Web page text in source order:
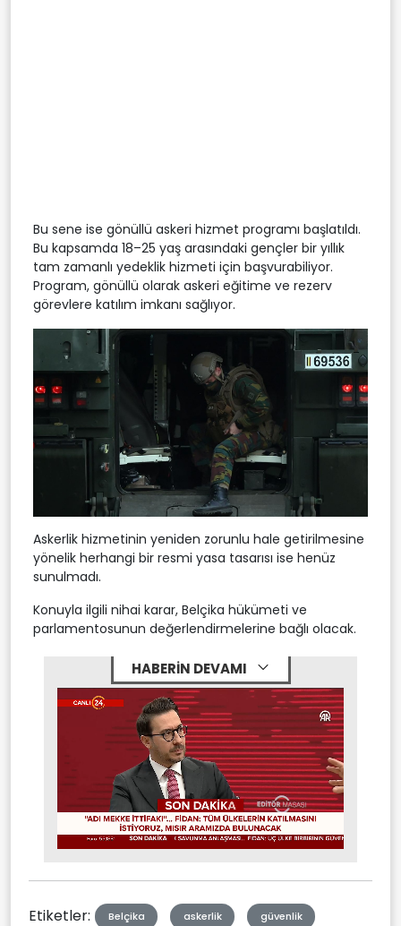
Bu sene ise gönüllü askeri hizmet programı başlatıldı.
Bu kapsamda 18–25 yaş arasındaki gençler bir yıllık
tam zamanlı yedeklik hizmeti için başvurabiliyor.
Program, gönüllü olarak askeri eğitime ve rezerv
görevlere katılım imkanı sağlıyor.
Askerlik hizmetinin yeniden zorunlu hale getirilmesine
yönelik herhangi bir resmi yasa tasarısı ise henüz
sunulmadı.
Konuyla ilgili nihai karar, Belçika hükümeti ve
parlamentosunun değerlendirmelerine bağlı olacak.
HABERİN DEVAMI
Mute Stream
Etiketler: Belçika askerlik güvenlik